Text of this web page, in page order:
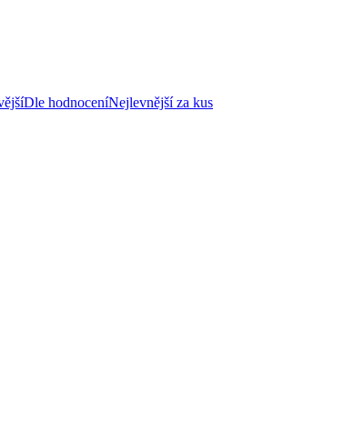
Dle hodnoceníNejlevnější za kus